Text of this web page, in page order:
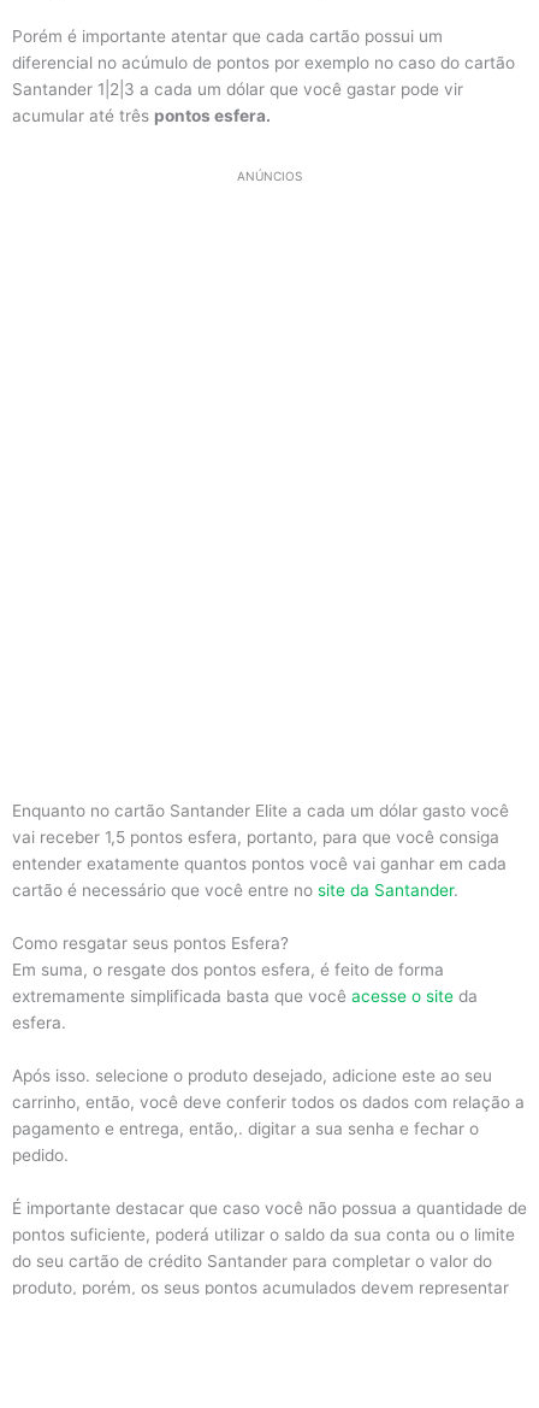
Porém é importante atentar que cada cartão possui um
diferencial no acúmulo de pontos por exemplo no caso do cartão
Santander 1|2|3 a cada um dólar que você gastar pode vir
acumular até três pontos esfera.
ANÚNCIOS
Enquanto no cartão Santander Elite a cada um dólar gasto você
vai receber 1,5 pontos esfera, portanto, para que você consiga
entender exatamente quantos pontos você vai ganhar em cada
cartão é necessário que você entre no site da Santander.
Como resgatar seus pontos Esfera?
Em suma, o resgate dos pontos esfera, é feito de forma
extremamente simplificada basta que você acesse o site da
esfera.
Após isso. selecione o produto desejado, adicione este ao seu
carrinho, então, você deve conferir todos os dados com relação a
pagamento e entrega, então,. digitar a sua senha e fechar o
pedido.
É importante destacar que caso você não possua a quantidade de
pontos suficiente, poderá utilizar o saldo da sua conta ou o limite
do seu cartão de crédito Santander para completar o valor do
produto, porém, os seus pontos acumulados devem representar